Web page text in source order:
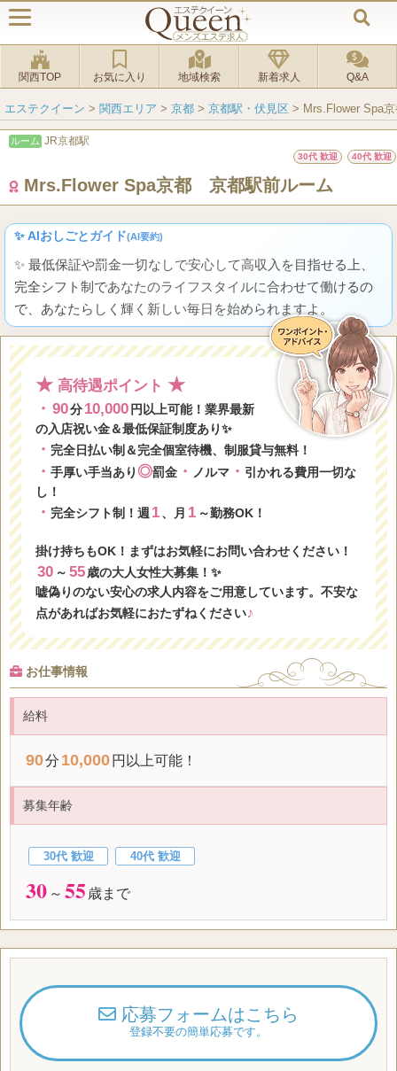
関西TOP お気に入り 地域検索 新着求人 Q&A
エステクイーン > 関西エリア > 京都 > 京都駅・伏見区 > Mrs.Flower Spa
ルーム JR京都駅
30代 歓迎 40代 歓迎
Mrs.Flower Spa京都 京都駅前ルーム
✨ AIおしごとガイド(AI要約)
✨ 最低保証や罰金一切なしで安心して高収入を目指せる上、
完全シフト制であなたのライフスタイルに合わせて働けるの
で、あなたらしく輝く新しい毎日を始められますよ。
★高待遇ポイント ★
・ 90分 10,000 円以上可能！業界最新
の入店祝い金＆最低保証制度あり✨
・ 完全日払い制＆完全個室待機、制服貸与無料！
・ 手厚い手当あり ◎罰金・ ノルマ・ 引かれる費用一切な
し！
・ 完全シフト制！週 1 、月 1 ～勤務OK！
掛け持ちもOK！まずはお気軽にお問い合わせください！
30 ～ 55 歳の大人女性大募集！✨
嘘偽りのない安心の求人内容をご用意しています。不安な
点があればお気軽におたずねください♪
お仕事情報
給料
90分 10,000 円以上可能！
募集年齢
30代 歓迎 40代 歓迎
30 ～ 55 歳まで
応募フォームはこちら
登録不要の簡単応募です。